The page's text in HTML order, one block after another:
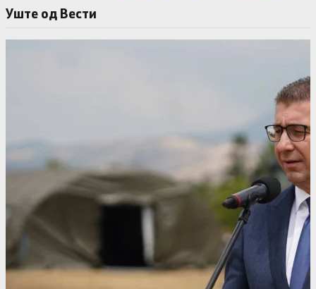
Уште од Вести